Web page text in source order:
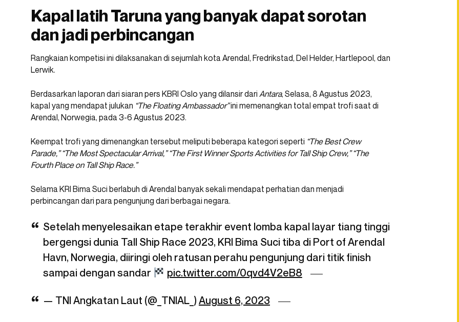
Kapal latih Taruna yang banyak dapat sorotan
dan jadi perbincangan
Rangkaian kompetisi ini dilaksanakan di sejumlah kota Arendal, Fredrikstad, Del Helder, Hartlepool, dan
Lerwik.
Berdasarkan laporan dari siaran pers KBRI Oslo yang dilansir dari Antara, Selasa, 8 Agustus 2023,
kapal yang mendapat julukan “The Floating Ambassador”ini memenangkan total empat trofi saat di
Arendal, Norwegia, pada 3-6 Agustus 2023.
Keempat trofi yang dimenangkan tersebut meliputi beberapa kategori seperti “The Best Crew
Parade,” “The Most Spectacular Arrival,” “The First Winner Sports Activities for Tall Ship Crew,” “The
Fourth Place on Tall Ship Race.”
Selama KRI Bima Suci berlabuh di Arendal banyak sekali mendapat perhatian dan menjadi
perbincangan dari para pengunjung dari berbagai negara.
Setelah menyelesaikan etape terakhir event lomba kapal layar tiang tinggi
bergengsi dunia Tall Ship Race 2023, KRI Bima Suci tiba di Port of Arendal
Havn, Norwegia, diiringi oleh ratusan perahu pengunjung dari titik finish
sampai dengan sandar
pic.twitter.com/0qvd4V2eB8
— TNI Angkatan Laut (@_TNIAL_) August 6, 2023